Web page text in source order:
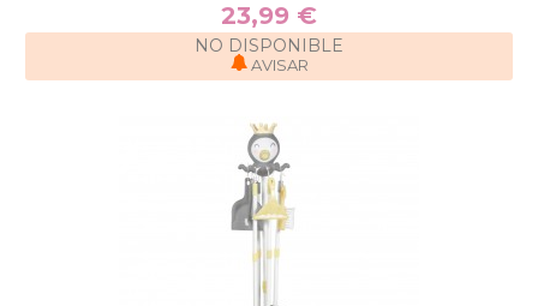
23,99 €
NO DISPONIBLE
AVISAR